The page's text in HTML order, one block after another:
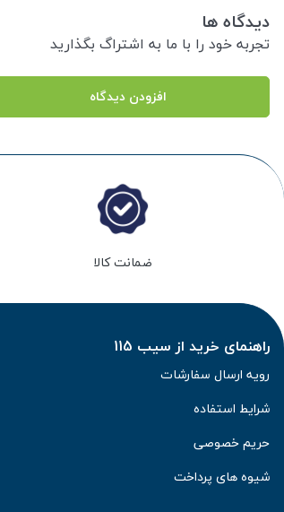
دیدگاه ها
تجربه خود را با ما به اشتراگ بگذارید
افزودن دیدگاه
ضمانت کالا
راهنمای خرید از سیب 115
رویه ارسال سفارشات
شرایط استفاده
حریم خصوصی
شیوه های پرداخت